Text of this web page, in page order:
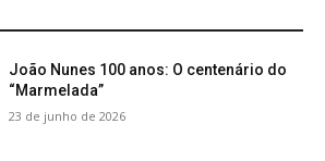
João Nunes 100 anos: O centenário do
“Marmelada”
23 de junho de 2026